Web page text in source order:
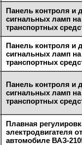
Панель контроля и
сигнальных ламп на
транспортных
Панель контроля и
сигнальных ламп на
транспортных
Панель контроля и
сигнальных ламп на
транспортных
Плавная
электродвигателя
автомобиле ВАЗ-